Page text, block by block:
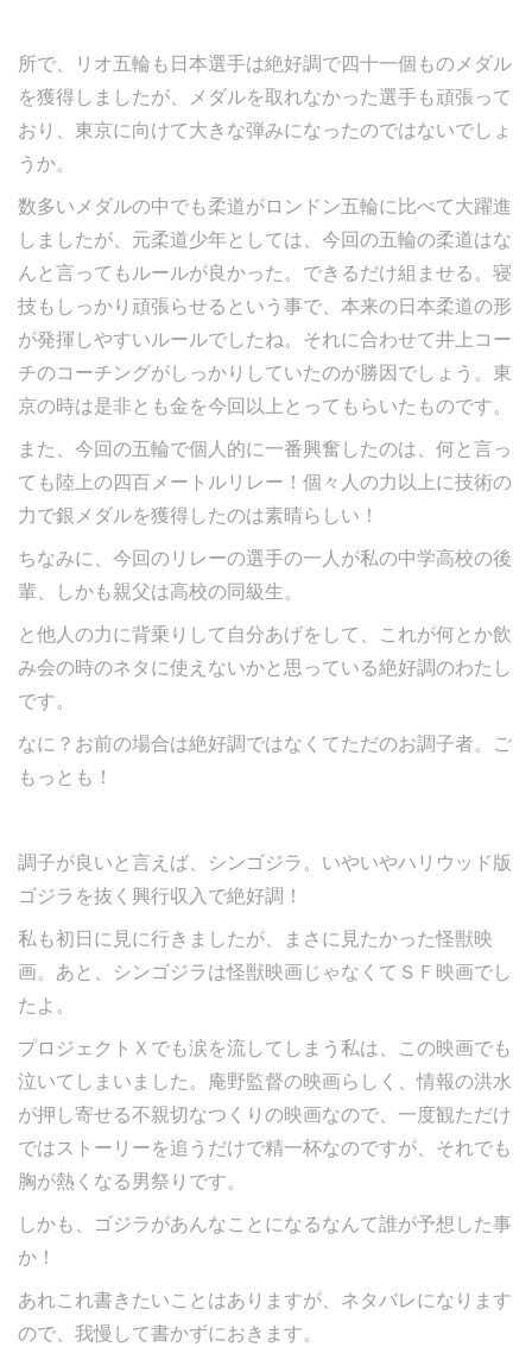
所で、リオ五輪も日本選手は絶好調で四十一個ものメダル
を獲得しましたが、メダルを取れなかった選手も頑張って
おり、東京に向けて大きな弾みになったのではないでしょ
うか。
数多いメダルの中でも柔道がロンドン五輪に比べて大躍進
しましたが、元柔道少年としては、今回の五輪の柔道はな
んと言ってもルールが良かった。できるだけ組ませる。寝
技もしっかり頑張らせるという事で、本来の日本柔道の形
が発揮しやすいルールでしたね。それに合わせて井上コー
チのコーチングがしっかりしていたのが勝因でしょう。東
京の時は是非とも金を今回以上とってもらいたものです。
また、今回の五輪で個人的に一番興奮したのは、何と言っ
ても陸上の四百メートルリレー！個々人の力以上に技術の
力で銀メダルを獲得したのは素晴らしい！
ちなみに、今回のリレーの選手の一人が私の中学高校の後
輩、しかも親父は高校の同級生。
と他人の力に背乗りして自分あげをして、これが何とか飲
み会の時のネタに使えないかと思っている絶好調のわたし
です。
なに？お前の場合は絶好調ではなくてただのお調子者。ご
もっとも！
調子が良いと言えば、シンゴジラ。いやいやハリウッド版
ゴジラを抜く興行収入で絶好調！
私も初日に見に行きましたが、まさに見たかった怪獣映
画。あと、シンゴジラは怪獣映画じゃなくてＳＦ映画でし
たよ。
プロジェクトＸでも涙を流してしまう私は、この映画でも
泣いてしまいました。庵野監督の映画らしく、情報の洪水
が押し寄せる不親切なつくりの映画なので、一度観ただけ
ではストーリーを追うだけで精一杯なのですが、それでも
胸が熱くなる男祭りです。
しかも、ゴジラがあんなことになるなんて誰が予想した事
か！
あれこれ書きたいことはありますが、ネタバレになります
ので、我慢して書かずにおきます。